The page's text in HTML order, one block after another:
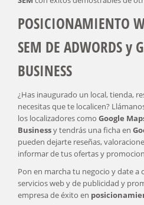
POSICIONAMIENTO
SEM DE ADWORDS y
BUSINESS
¿Has inaugurado un local, tienda,
necesitas que te localicen?
los localizadores como Google
Businessy tendrás una ficha en
pueden dejarte reseñas,
informar de tus ofertas y
Pon en marcha tu negocio y date a
servicios web y de publicidad y
empresa de éxito en